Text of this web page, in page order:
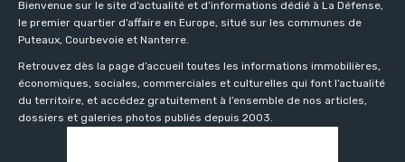
Bienvenue sur le site d’actualité et d’informations dédié à La Défense,
le premier quartier d’affaire en Europe, situé sur les communes de
Puteaux, Courbevoie et Nanterre.
Retrouvez dès la page d’accueil toutes les informations immobilières,
économiques, sociales, commerciales et culturelles qui font l’actualité
du territoire, et accédez gratuitement à l’ensemble de nos articles,
dossiers et galeries photos publiés depuis 2003.